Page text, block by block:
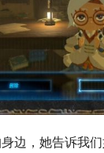
边，她告诉我